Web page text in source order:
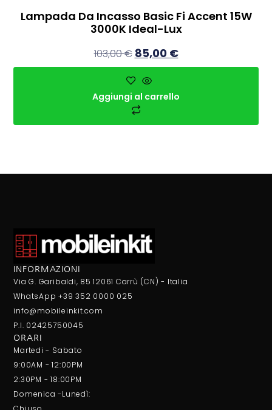
Lampada Da Incasso Basic Fi Accent 15W
3000K Ideal-Lux
103,00€ 85,00 €
Aggiungi al carrello
INFORMAZIONI
Via G. Garibaldi, 85 12061 Carrù (CN) - Italia
WhatsApp +39 352 0000 025
info@mobileinkit.com
P.I. 02425750045
ORARI
Martedi - Sabato
9:00AM - 12:00PM
2:30PM - 18:00PM
Domenica -Lunedì: